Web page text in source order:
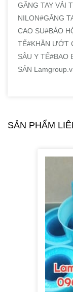
GĂNG TAY VẢI
NILON#GĂNG
CAO SU#BẢO
TẾ#KHĂN ƯỚT
SÂU Y TẾ#BAO
SẢN
SẢN PHẨM